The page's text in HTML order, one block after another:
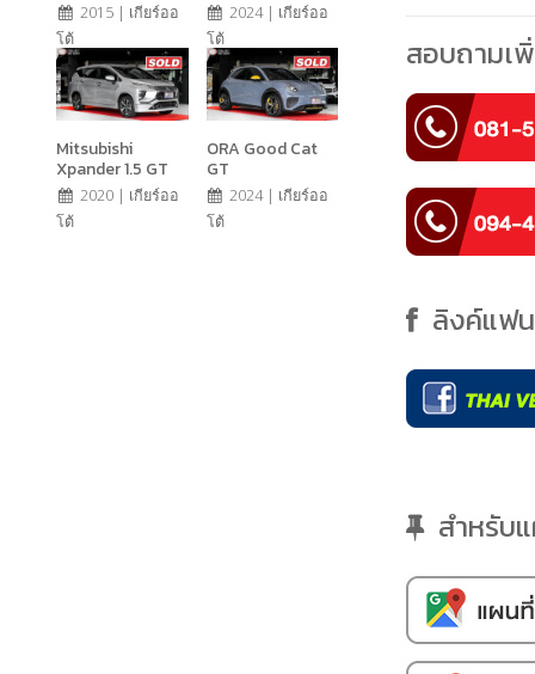
2015 | เกียร์ออ
โต้
2024 | เกียร์ออ
โต้
Mitsubishi
Xpander 1.5 GT
2020 | เกียร์ออ
โต้
ORA Good Cat
GT
2024 | เกียร์ออ
โต้
สอบถามเ
ลิงค์แฟ
สำหรับ